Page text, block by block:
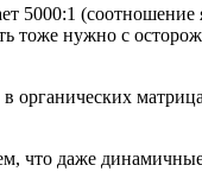
5000:1 (соотношение
нужно с
в органических
что даже